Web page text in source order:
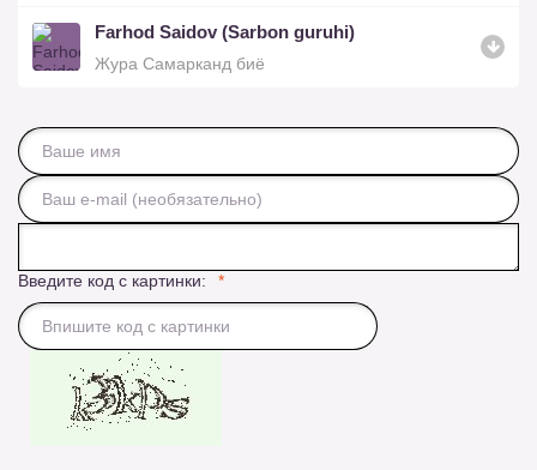
Farhod Saidov (Sarbon guruhi)
Жура Самарканд биё
Введите код с картинки: